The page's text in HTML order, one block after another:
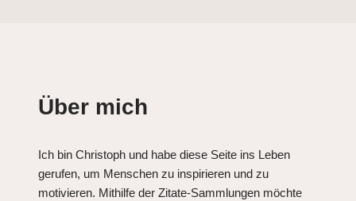
Über mich
Ich bin Christoph und habe diese Seite ins Leben
gerufen, um Menschen zu inspirieren und zu
motivieren. Mithilfe der Zitate-Sammlungen möchte